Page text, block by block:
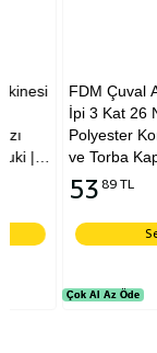
FDM Çuval Ağzı
İpi 3 Kat 26 No
Polyester Konik
ve Torba Kapatma
89 TL
Sepete
Çok Al Az Öde
Çok Al Az Öde